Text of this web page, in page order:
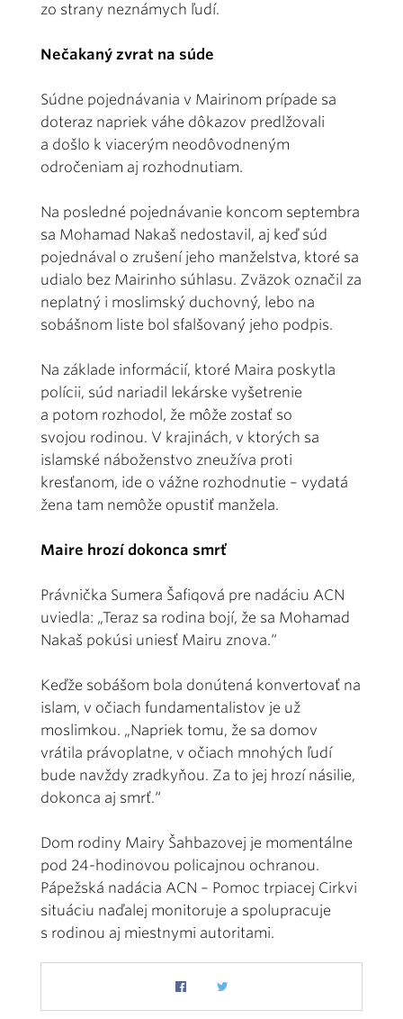
zo strany neznámych ľudí.
Nečakaný zvrat na súde
Súdne pojednávania v Mairinom prípade sa
doteraz napriek váhe dôkazov predlžovali
a došlo k viacerým neodôvodneným
odročeniam aj rozhodnutiam.
Na posledné pojednávanie koncom septembra
sa Mohamad Nakaš nedostavil, aj keď súd
pojednával o zrušení jeho manželstva, ktoré sa
udialo bez Mairinho súhlasu. Zväzok označil za
neplatný i moslimský duchovný, lebo na
sobášnom liste bol sfalšovaný jeho podpis.
Na základe informácií, ktoré Maira poskytla
polícii, súd nariadil lekárske vyšetrenie
a potom rozhodol, že môže zostať so
svojou rodinou. V krajinách, v ktorých sa
islamské náboženstvo zneužíva proti
kresťanom, ide o vážne rozhodnutie – vydatá
žena tam nemôže opustiť manžela.
Maire hrozí dokonca smrť
Právnička Sumera Šafiqová pre nadáciu ACN
uviedla: „Teraz sa rodina bojí, že sa Mohamad
Nakaš pokúsi uniesť Mairu znova.“
Keďže sobášom bola donútená konvertovať na
islam, v očiach fundamentalistov je už
moslimkou. „Napriek tomu, že sa domov
vrátila právoplatne, v očiach mnohých ľudí
bude navždy zradkyňou. Za to jej hrozí násilie,
dokonca aj smrť.“
Dom rodiny Mairy Šahbazovej je momentálne
pod 24-hodinovou policajnou ochranou.
Pápežská nadácia ACN – Pomoc trpiacej Cirkvi
situáciu naďalej monitoruje a spolupracuje
s rodinou aj miestnymi autoritami.